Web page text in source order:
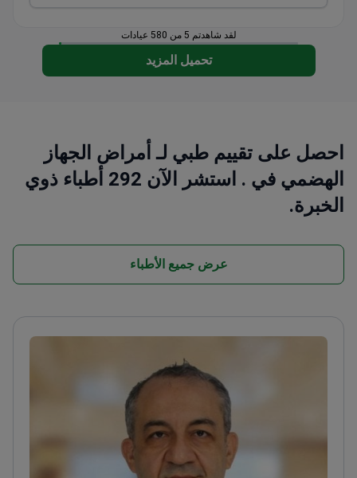
لقد شاهدتم 5 من 580 عيادات
تحميل المزيد
احصل على تقييم طبي لـ أمراض الجهاز
الهضمي في . استشر الآن 292 أطباء ذوي
الخبرة.
عرض جميع الأطباء